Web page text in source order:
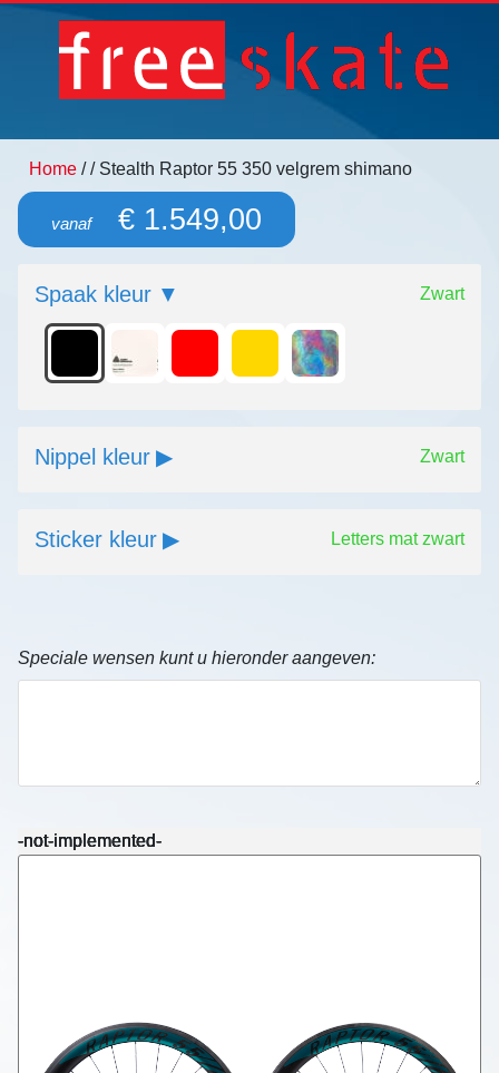
Home // Stealth Raptor 55 350 velgrem shimano
vanaf€ 1.549,00
Spaak kleur Zwart
Nippel kleur Zwart
Sticker kleur Letters mat zwart
Speciale wensen kunt u hieronder aangeven:
-not-implemented-
-not-implemented-
-not-implemented-
-not-implemented-